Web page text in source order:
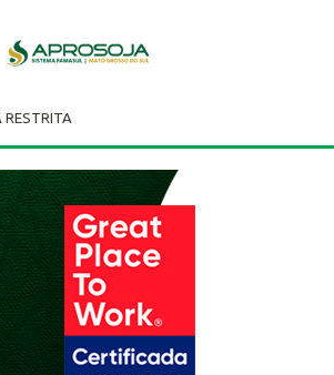
RESTRITA